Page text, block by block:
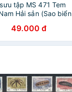
tập MS 471 Tem
Hải sản (Sao biển
49.000 đ